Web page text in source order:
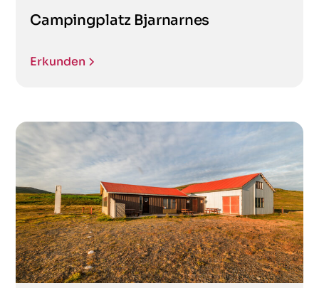
Campingplatz Bjarnarnes
Erkunden